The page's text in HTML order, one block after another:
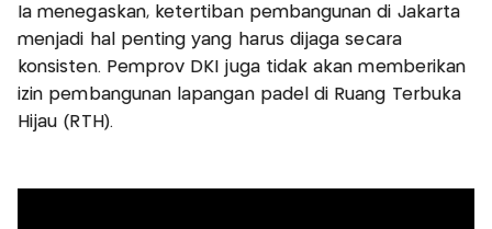
Ia menegaskan, ketertiban pembangunan di Jakarta
menjadi hal penting yang harus dijaga secara
konsisten. Pemprov DKI juga tidak akan memberikan
izin pembangunan lapangan padel di Ruang Terbuka
Hijau (RTH).